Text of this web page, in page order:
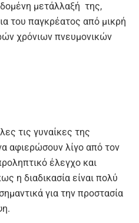
μετάλλαξή της,
του παγκρέατος από μικρή
χρόνιων πνευμονικών
τις γυναίκες της
αφιερώσουν λίγο από τον
έλεγχο και
η διαδικασία είναι πολύ
για την προστασία